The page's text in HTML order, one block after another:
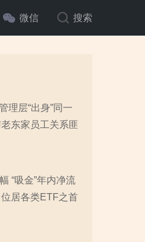
微信 搜索
理层“出身”同一
东家员工关系匪
“吸金”年内净流
居各类ETF之首